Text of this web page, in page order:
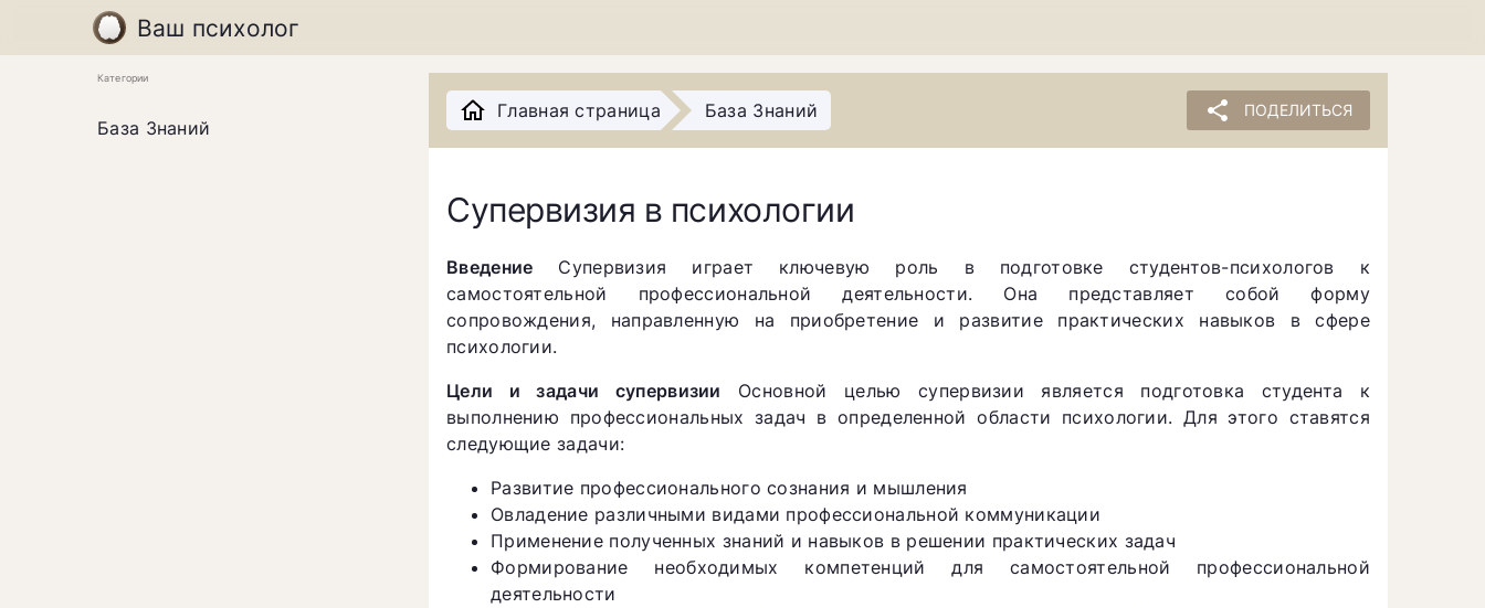
Ваш психолог
Категории
База Знаний
Главная страница База Знаний share ПОДЕЛИТЬСЯ
Супервизия в психологии
Введение Супервизия играет ключевую роль в подготовке студентов-психологов к
самостоятельной профессиональной деятельности. Она представляет собой форму
сопровождения, направленную на приобретение и развитие практических навыков в сфере
психологии.
Цели и задачи супервизии Основной целью супервизии является подготовка студента к
выполнению профессиональных задач в определенной области психологии. Для этого ставятся
следующие задачи:
Развитие профессионального сознания и мышления
Овладение различными видами профессиональной коммуникации
Применение полученных знаний и навыков в решении практических задач
Формирование необходимых компетенций для самостоятельной профессиональной
деятельности